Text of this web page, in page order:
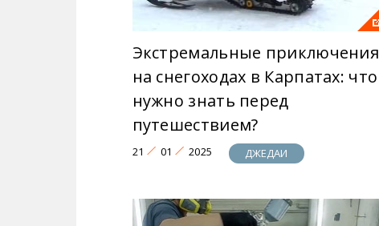
Экстремальные приключения
на снегоходах в Карпатах: что
нужно знать перед
путешествием?
21 01 2025 ДЖЕДАИ